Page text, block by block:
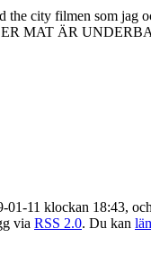
the city filmen som jag
ER MAT ÄR
01-11 klockan 18:43,
via RSS 2.0. Du kan